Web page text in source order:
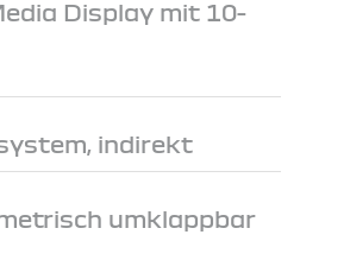
Display mit 10-
indirekt
umklappbar